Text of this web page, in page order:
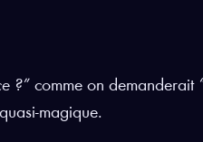
?” comme on demanderait
magique.